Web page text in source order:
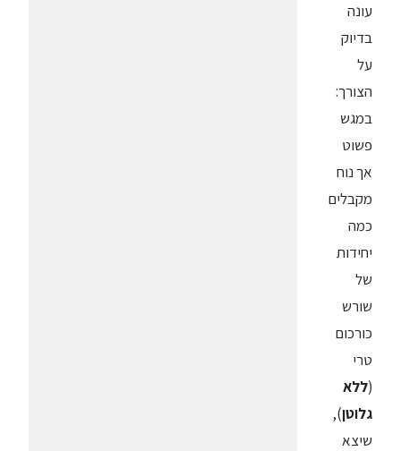
עונה
בדיוק
על
הצורך:
במגש
פשוט
אך נוח
מקבלים
כמה
יחידות
של
שורש
כורכום
טרי
(ללא
גלוטן),
שיצא